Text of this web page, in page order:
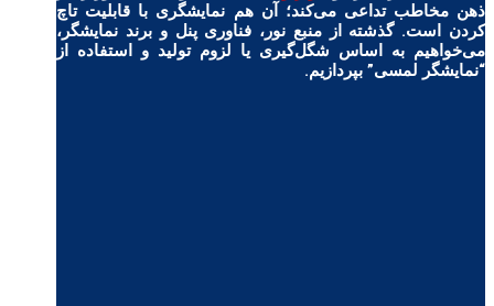
ذهن مخاطب تداعی می‌کند؛ آن هم نمایشگری با قابلیت تاچ
کردن است. گذشته از منبع نور، فناوری پنل و برند نمایشگر،
می‌خواهیم به اساس شگل‌گیری یا لزوم تولید و استفاده‌ از
“نمایشگر لمسی” بپردازیم.